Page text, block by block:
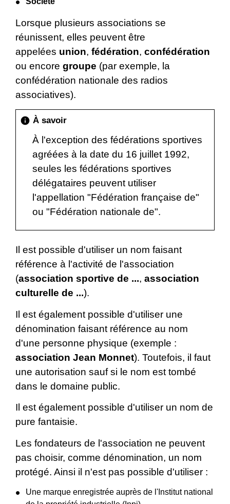
Lorsque plusieurs associations se
réunissent, elles peuvent être
appelées union, fédération, confédération
ou encore groupe (par exemple, la
confédération nationale des radios
associatives).
info À savoir
À l'exception des fédérations sportives
agréées à la date du 16 juillet 1992,
seules les fédérations sportives
délégataires peuvent utiliser
l'appellation "Fédération française de"
ou "Fédération nationale de".
Il est possible d'utiliser un nom faisant
référence à l'activité de l'association
(association sportive de ..., association
culturelle de ...).
Il est également possible d'utiliser une
dénomination faisant référence au nom
d'une personne physique (exemple :
association Jean Monnet). Toutefois, il faut
une autorisation sauf si le nom est tombé
dans le domaine public.
Il est également possible d'utiliser un nom de
pure fantaisie.
Les fondateurs de l'association ne peuvent
pas choisir, comme dénomination, un nom
protégé. Ainsi il n'est pas possible d'utiliser :
Une marque enregistrée auprès de l'Institut national